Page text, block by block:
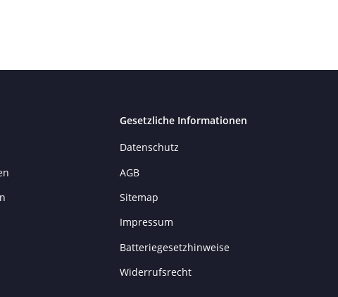
Gesetzliche Informationen
Datenschutz
AGB
Sitemap
Impressum
Batteriegesetzhinweise
Widerrufsrecht